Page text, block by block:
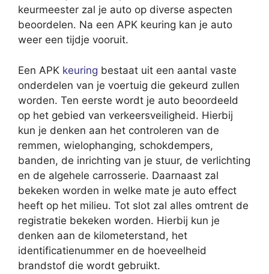
keurmeester zal je auto op diverse aspecten
beoordelen. Na een APK keuring kan je auto
weer een tijdje vooruit.
Een APK keuring bestaat uit een aantal vaste
onderdelen van je voertuig die gekeurd zullen
worden. Ten eerste wordt je auto beoordeeld
op het gebied van verkeersveiligheid. Hierbij
kun je denken aan het controleren van de
remmen, wielophanging, schokdempers,
banden, de inrichting van je stuur, de verlichting
en de algehele carrosserie. Daarnaast zal
bekeken worden in welke mate je auto effect
heeft op het milieu. Tot slot zal alles omtrent de
registratie bekeken worden. Hierbij kun je
denken aan de kilometerstand, het
identificatienummer en de hoeveelheid
brandstof die wordt gebruikt.